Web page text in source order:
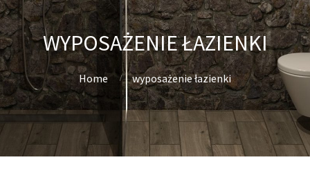
WYPOSAŻENIE ŁAZIENKI
Home wyposażenie łazienki